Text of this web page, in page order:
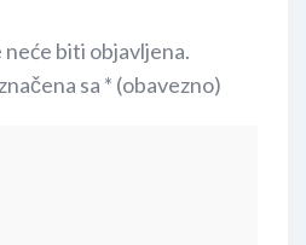
biti objavljena.
sa * (obavezno)